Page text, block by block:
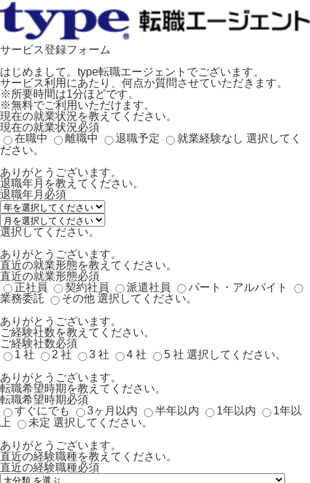
サービス登録フォーム
はじめまして。type転職エージェントでございます。
サービス利用にあたり、何点か質問させていただきます。
※所要時間は1分ほどです。
※無料でご利用いただけます。
現在の就業状況を教えてください。
現在の就業状況必須
在職中
離職中 退職予定 就業経験なし 選択してく
ださい。
ありがとうございます。
退職年月を教えてください。
退職年月 必須
選択してください。
ありがとうございます。
直近の就業形態を教えてください。
直近の就業形態必須
正社員
契約社員 派遣社員
パート・アルバイト
業務委託
その他 選択してください。
ありがとうございます。
ご経験社数を教えてください。
ご経験社数必須
1 社
2 社 3 社 4 社 5 社 選択してください。
ありがとうございます。
転職希望時期を教えてください。
転職希望時期必須
すぐにでも
3ヶ月以内 半年以内 1年以内
1年以
上
未定 選択してください。
ありがとうございます。
直近の経験職種を教えてください。
直近の経験職種必須